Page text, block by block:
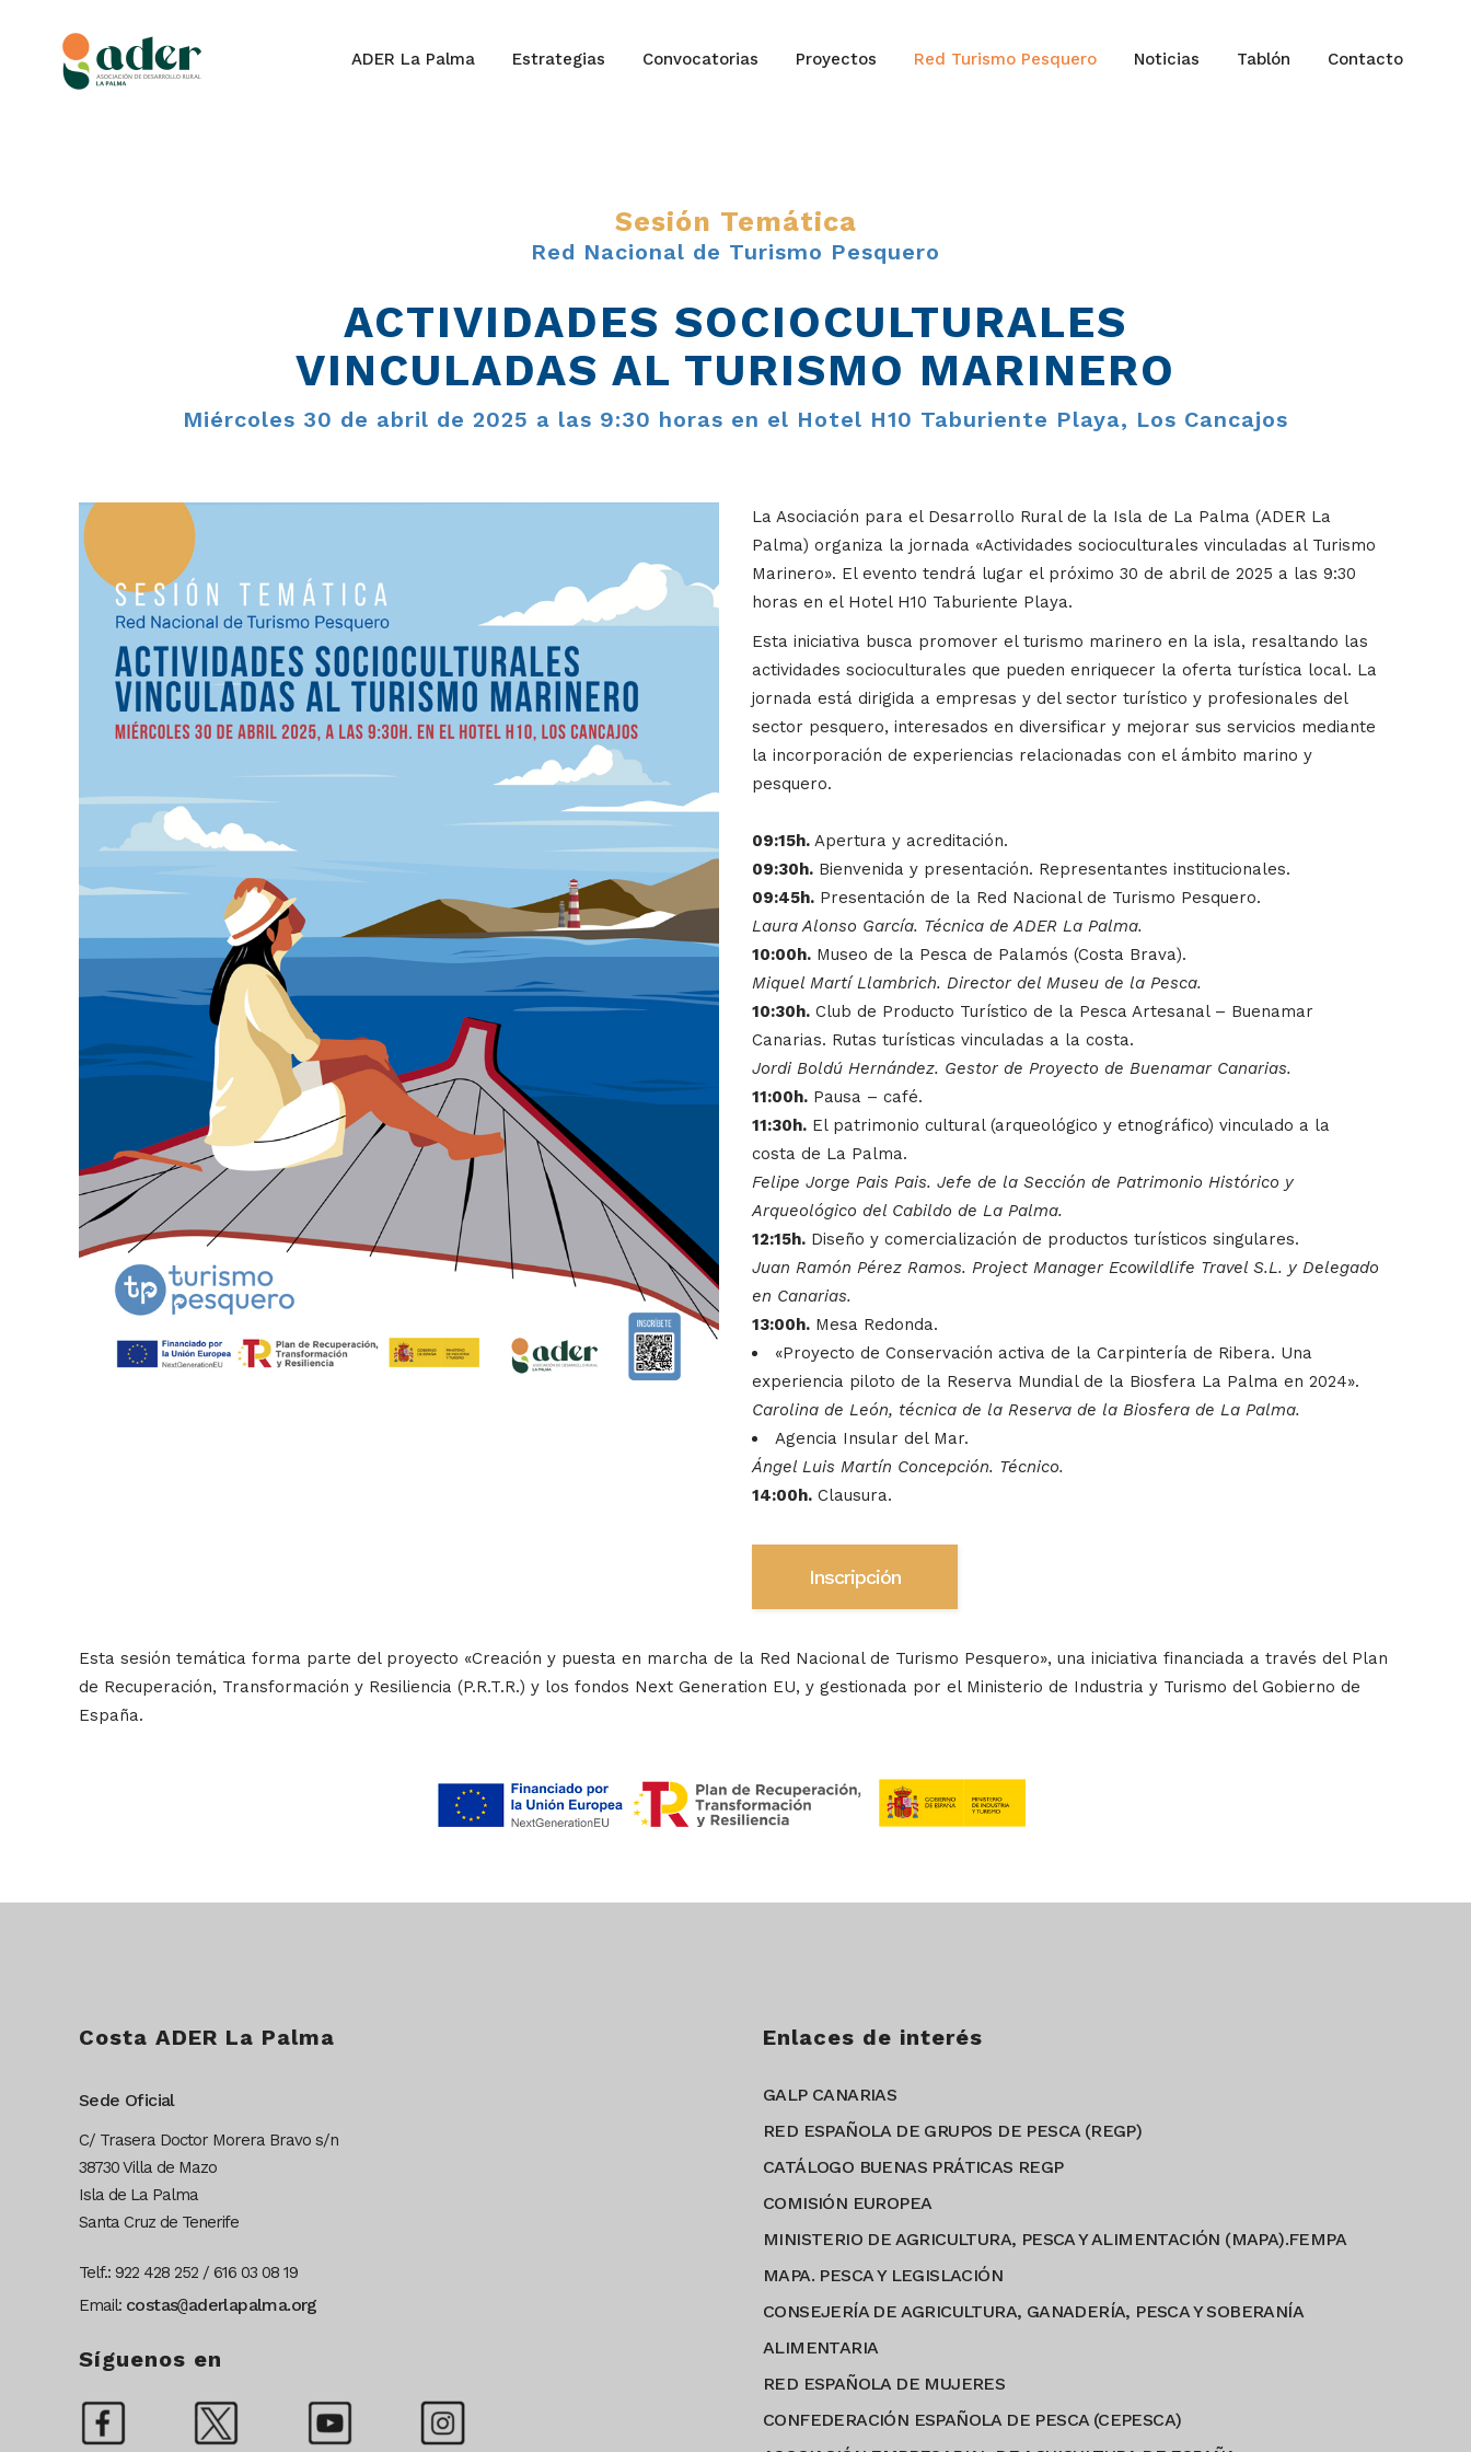
ADER La Palma Estrategias Convocatorias Proyectos Red Turismo Pesquero Noticias Tablón Contacto
Sesión Temática
Red Nacional de Turismo Pesquero
ACTIVIDADES SOCIOCULTURALES
VINCULADAS AL TURISMO MARINERO
Miércoles 30 de abril de 2025 a las 9:30 horas en el Hotel H10 Taburiente Playa, Los Cancajos
La Asociación para el Desarrollo Rural de la Isla de La Palma (ADER La
Palma) organiza la jornada «Actividades socioculturales vinculadas al Turismo
Marinero». El evento tendrá lugar el próximo 30 de abril de 2025 a las 9:30
horas en el Hotel H10 Taburiente Playa.
Esta iniciativa busca promover el turismo marinero en la isla, resaltando las
actividades socioculturales que pueden enriquecer la oferta turística local. La
jornada está dirigida a empresas y del sector turístico y profesionales del
sector pesquero, interesados en diversificar y mejorar sus servicios mediante
la incorporación de experiencias relacionadas con el ámbito marino y
pesquero.
09:15h. Apertura y acreditación.
09:30h. Bienvenida y presentación. Representantes institucionales.
09:45h. Presentación de la Red Nacional de Turismo Pesquero.
Laura Alonso García. Técnica de ADER La Palma.
10:00h. Museo de la Pesca de Palamós (Costa Brava).
Miquel Martí Llambrich. Director del Museu de la Pesca.
10:30h. Club de Producto Turístico de la Pesca Artesanal – Buenamar
Canarias. Rutas turísticas vinculadas a la costa.
Jordi Boldú Hernández. Gestor de Proyecto de Buenamar Canarias.
11:00h. Pausa – café.
11:30h. El patrimonio cultural (arqueológico y etnográfico) vinculado a la
costa de La Palma.
Felipe Jorge Pais Pais. Jefe de la Sección de Patrimonio Histórico y
Arqueológico del Cabildo de La Palma.
12:15h. Diseño y comercialización de productos turísticos singulares.
Juan Ramón Pérez Ramos. Project Manager Ecowildlife Travel S.L. y Delegado
en Canarias.
13:00h. Mesa Redonda.
«Proyecto de Conservación activa de la Carpintería de Ribera. Una
experiencia piloto de la Reserva Mundial de la Biosfera La Palma en 2024».
Carolina de León, técnica de la Reserva de la Biosfera de La Palma.
Agencia Insular del Mar.
Ángel Luis Martín Concepción. Técnico.
14:00h. Clausura.
Inscripción
Esta sesión temática forma parte del proyecto «Creación y puesta en marcha de la Red Nacional de Turismo Pesquero», una iniciativa financiada a través del Plan
de Recuperación, Transformación y Resiliencia (P.R.T.R.) y los fondos Next Generation EU, y gestionada por el Ministerio de Industria y Turismo del Gobierno de
España.
Costa ADER La Palma
Sede Oficial
C/ Trasera Doctor Morera Bravo s/n
38730 Villa de Mazo
Isla de La Palma
Santa Cruz de Tenerife
Telf.: 922 428 252 / 616 03 08 19
Email: costas@aderlapalma.org
Síguenos en
Enlaces de interés
GALP CANARIAS
RED ESPAÑOLA DE GRUPOS DE PESCA (REGP)
CATÁLOGO BUENAS PRÁTICAS REGP
COMISIÓN EUROPEA
MINISTERIO DE AGRICULTURA, PESCA Y ALIMENTACIÓN (MAPA).FEMPA
MAPA. PESCA Y LEGISLACIÓN
CONSEJERÍA DE AGRICULTURA, GANADERÍA, PESCA Y SOBERANÍA
ALIMENTARIA
RED ESPAÑOLA DE MUJERES
CONFEDERACIÓN ESPAÑOLA DE PESCA (CEPESCA)